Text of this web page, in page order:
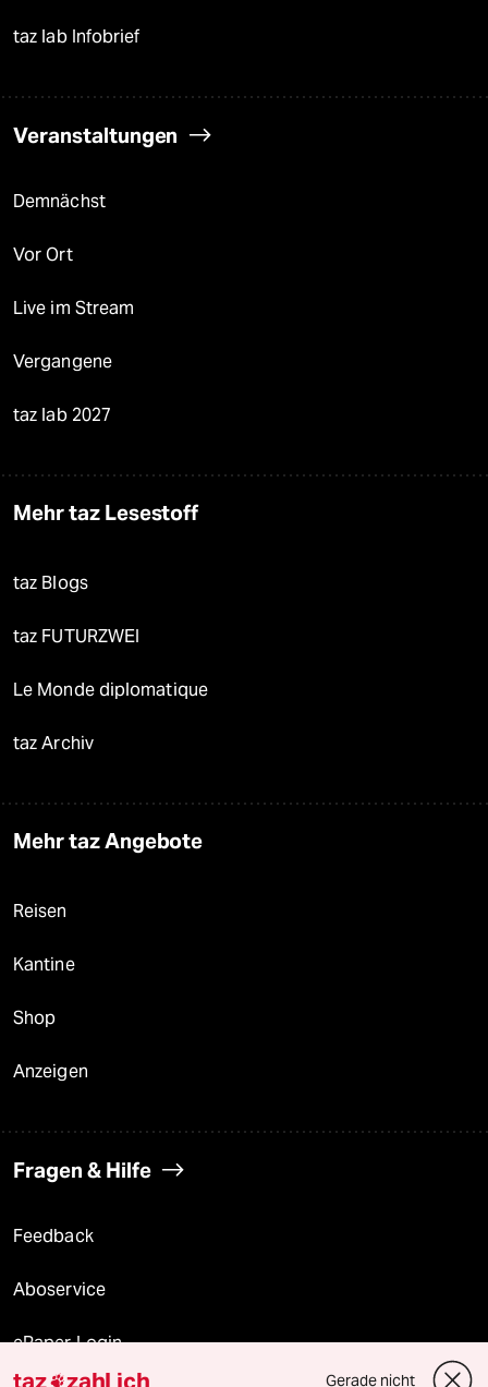
taz lab Infobrief
Veranstaltungen
Demnächst
Vor Ort
Live im Stream
Vergangene
taz lab 2027
Mehr taz Lesestoff
taz Blogs
taz FUTURZWEI
Le Monde diplomatique
taz Archiv
Mehr taz Angebote
Reisen
Kantine
Shop
Anzeigen
Fragen & Hilfe
Feedback
Aboservice
ePaper Login
taz zahl ich Gerade nicht